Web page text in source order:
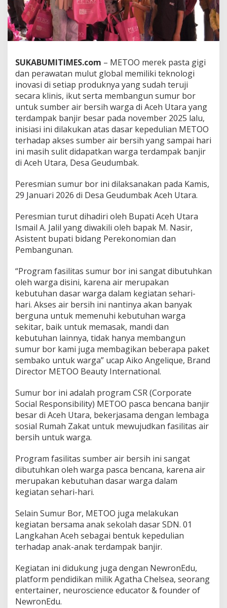
n
t
u
k
S
m
b
e
r
A
i
r
e
r
s
i
W
a
r
a
d
A
h
U
t
a
r
a
P
a
s
c
a
B
n
c
a
n
a
j
i
r
a
r
d
m
a
t
SUKABUMITIMES.com – METOO merek pasta gigi
dan perawatan mulut global memiliki teknologi
inovasi di setiap produknya yang sudah teruji
secara klinis, ikut serta membangun sumur bor
untuk sumber air bersih warga di Aceh Utara yang
terdampak banjir besar pada november 2025 lalu,
inisiasi ini dilakukan atas dasar kepedulian METOO
terhadap akses sumber air bersih yang sampai hari
ini masih sulit didapatkan warga terdampak banjir
di Aceh Utara, Desa Geudumbak.
Peresmian sumur bor ini dilaksanakan pada Kamis,
29 Januari 2026 di Desa Geudumbak Aceh Utara.
Peresmian turut dihadiri oleh Bupati Aceh Utara
Ismail A. Jalil yang diwakili oleh bapak M. Nasir,
Asistent bupati bidang Perekonomian dan
Pembangunan.
“Program fasilitas sumur bor ini sangat dibutuhkan
oleh warga disini, karena air merupakan
kebutuhan dasar warga dalam kegiatan sehari-
hari. Akses air bersih ini nantinya akan banyak
berguna untuk memenuhi kebutuhan warga
sekitar, baik untuk memasak, mandi dan
kebutuhan lainnya, tidak hanya membangun
sumur bor kami juga membagikan beberapa paket
sembako untuk warga” ucap Aiko Angelique, Brand
Director METOO Beauty International.
Sumur bor ini adalah program CSR (Corporate
Social Responsibility) METOO pasca bencana banjir
besar di Aceh Utara, bekerjasama dengan lembaga
sosial Rumah Zakat untuk mewujudkan fasilitas air
bersih untuk warga.
Program fasilitas sumber air bersih ini sangat
dibutuhkan oleh warga pasca bencana, karena air
merupakan kebutuhan dasar warga dalam
kegiatan sehari-hari.
Selain Sumur Bor, METOO juga melakukan
kegiatan bersama anak sekolah dasar SDN. 01
Langkahan Aceh sebagai bentuk kepedulian
terhadap anak-anak terdampak banjir.
Kegiatan ini didukung juga dengan NewronEdu,
platform pendidikan milik Agatha Chelsea, seorang
entertainer, neuroscience educator & founder of
NewronEdu.